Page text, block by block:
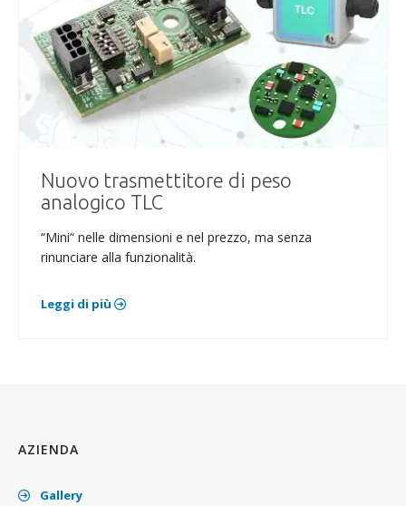
Nuovo trasmettitore di peso
analogico TLC
“Mini“ nelle dimensioni e nel prezzo, ma senza
rinunciare alla funzionalità.
Leggi di più
AZIENDA
Gallery